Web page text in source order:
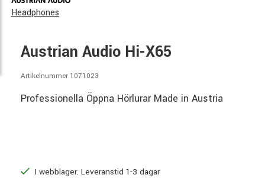
Headphones
Austrian Audio Hi-X65
Artikelnummer 1071023
Professionella Öppna Hörlurar Made in Austria
I webblager. Leveranstid 1-3 dagar